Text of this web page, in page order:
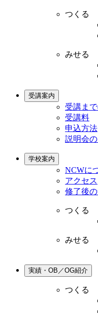
つくる
みせる
受講案内
受講ま
受講料
申込方法
説明会
学校案内
NCWに
アクセス
修了後
つくる
みせる
実績・OB／OG紹介
つくる